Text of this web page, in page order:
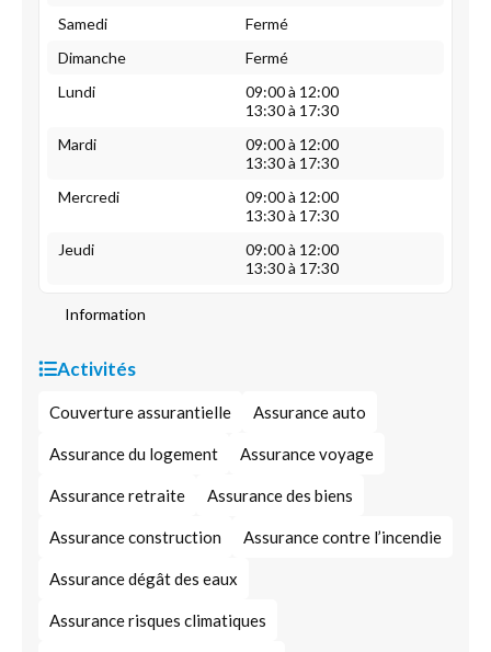
Samedi
Fermé
Dimanche
Fermé
Lundi
09:00 à 12:00
13:30 à 17:30
Mardi
09:00 à 12:00
13:30 à 17:30
Mercredi
09:00 à 12:00
13:30 à 17:30
Jeudi
09:00 à 12:00
13:30 à 17:30
Information
Activités
Couverture assurantielle Assurance auto
Assurance du logement Assurance voyage
Assurance retraite Assurance des biens
Assurance construction Assurance contre l’incendie
Assurance dégât des eaux
Assurance risques climatiques